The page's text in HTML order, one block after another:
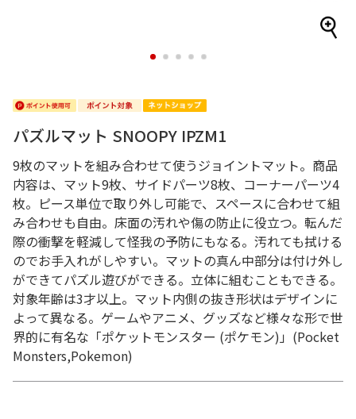
1 2 3 4 5
パズルマット SNOOPY IPZM1
9枚のマットを組み合わせて使うジョイントマット。商品
内容は、マット9枚、サイドパーツ8枚、コーナーパーツ4
枚。ピース単位で取り外し可能で、スペースに合わせて組
み合わせも自由。床面の汚れや傷の防止に役立つ。転んだ
際の衝撃を軽減して怪我の予防にもなる。汚れても拭ける
のでお手入れがしやすい。マットの真ん中部分は付け外し
ができてパズル遊びができる。立体に組むこともできる。
対象年齢は3才以上。マット内側の抜き形状はデザインに
よって異なる。ゲームやアニメ、グッズなど様々な形で世
界的に有名な「ポケットモンスター (ポケモン)」(Pocket
Monsters,Pokemon)